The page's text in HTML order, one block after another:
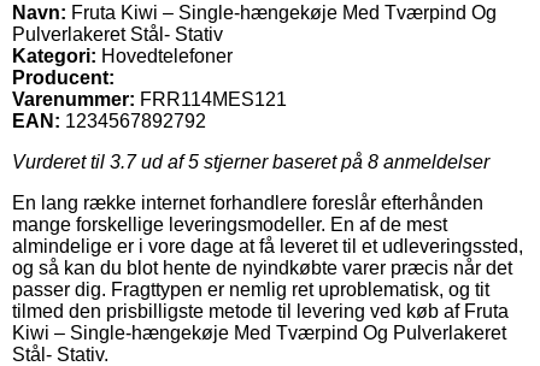
Navn: Fruta Kiwi – Single-hængekøje Med Tværpind Og
Pulverlakeret Stål- Stativ
Kategori: Hovedtelefoner
Producent:
Varenummer: FRR114MES121
EAN: 1234567892792
Vurderet til 3.7ud af 5 stjerner baseret på 8 anmeldelser
En lang række internet forhandlere foreslår efterhånden
mange forskellige leveringsmodeller. En af de mest
almindelige er i vore dage at få leveret til et udleveringssted,
og så kan du blot hente de nyindkøbte varer præcis når det
passer dig. Fragttypen er nemlig ret uproblematisk, og tit
tilmed den prisbilligste metode til levering ved køb af Fruta
Kiwi – Single-hængekøje Med Tværpind Og Pulverlakeret
Stål- Stativ.